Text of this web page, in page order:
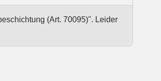
(Art. 70095)". Leider